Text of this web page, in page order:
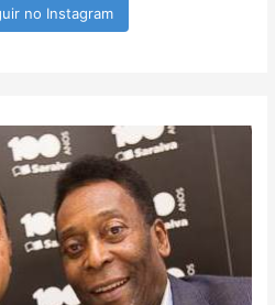
no Instagram